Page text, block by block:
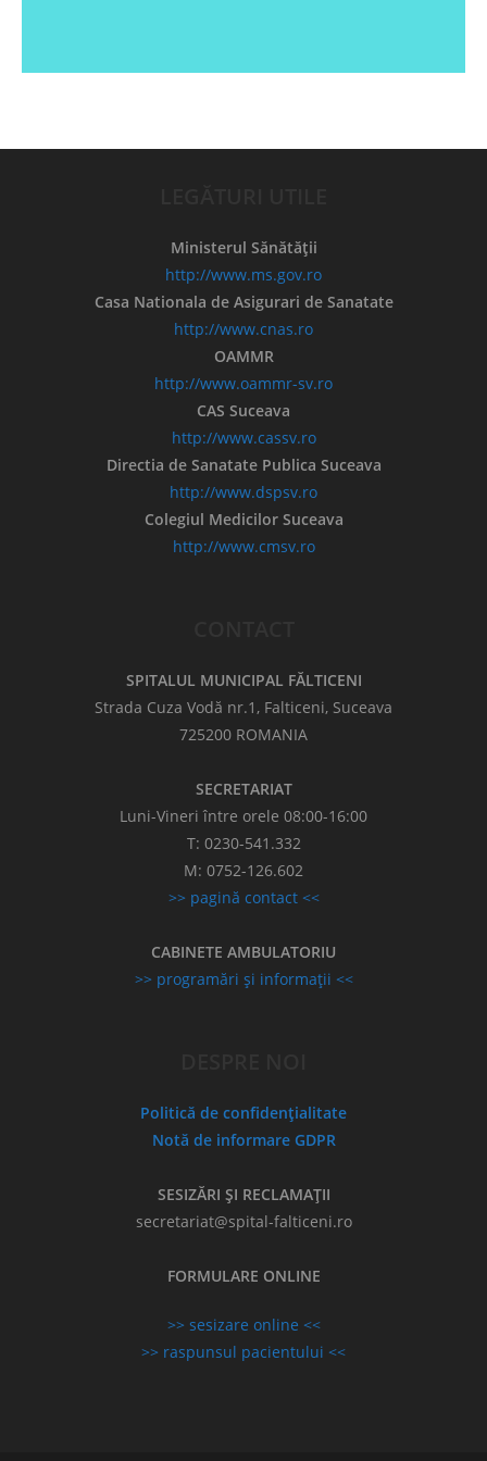
Ministerul Sănătății
http://www.ms.gov.ro
Casa Nationala de Asigurari de Sanatate
http://www.cnas.ro
OAMMR
http://www.oammr-sv.ro
CAS Suceava
http://www.cassv.ro
Directia de Sanatate Publica Suceava
http://www.dspsv.ro
Colegiul Medicilor Suceava
http://www.cmsv.ro
SPITALUL MUNICIPAL FĂLTICENI
Strada Cuza Vodă nr.1, Falticeni, Suceava
725200 ROMANIA
SECRETARIAT
Luni-Vineri între orele 08:00-16:00
T: 0230-541.332
M: 0752-126.602
>> pagină contact <<
CABINETE AMBULATORIU
>> programări și informații <<
Politică de confidențialitate
Notă de informare GDPR
SESIZĂRI ȘI RECLAMAȚII
secretariat@spital-falticeni.ro
FORMULARE ONLINE
>> sesizare online <<
>> raspunsul pacientului <<